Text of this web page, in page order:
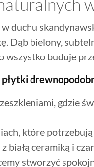
duchu
Dąb bielony,
wszystko buduje
gdzie
które
białą ceramiką i
stworzyć